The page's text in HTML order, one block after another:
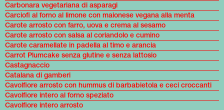
Carbonara vegetariana di asparagi
Carciofi al forno al limone con maionese vegana alla menta
Carote arrosto con farro, uova e crema al sesamo
Carote arrosto con salsa al coriandolo e cumino
Carote caramellate in padella al timo e arancia
Carrot Plumcake senza glutine e senza lattosio
Castagnaccio
Catalana di gamberi
Cavolfiore arrosto con hummus di barbabietola e ceci croccanti
Cavolfiore intero al forno speziato
Cavolfiore intero arrosto